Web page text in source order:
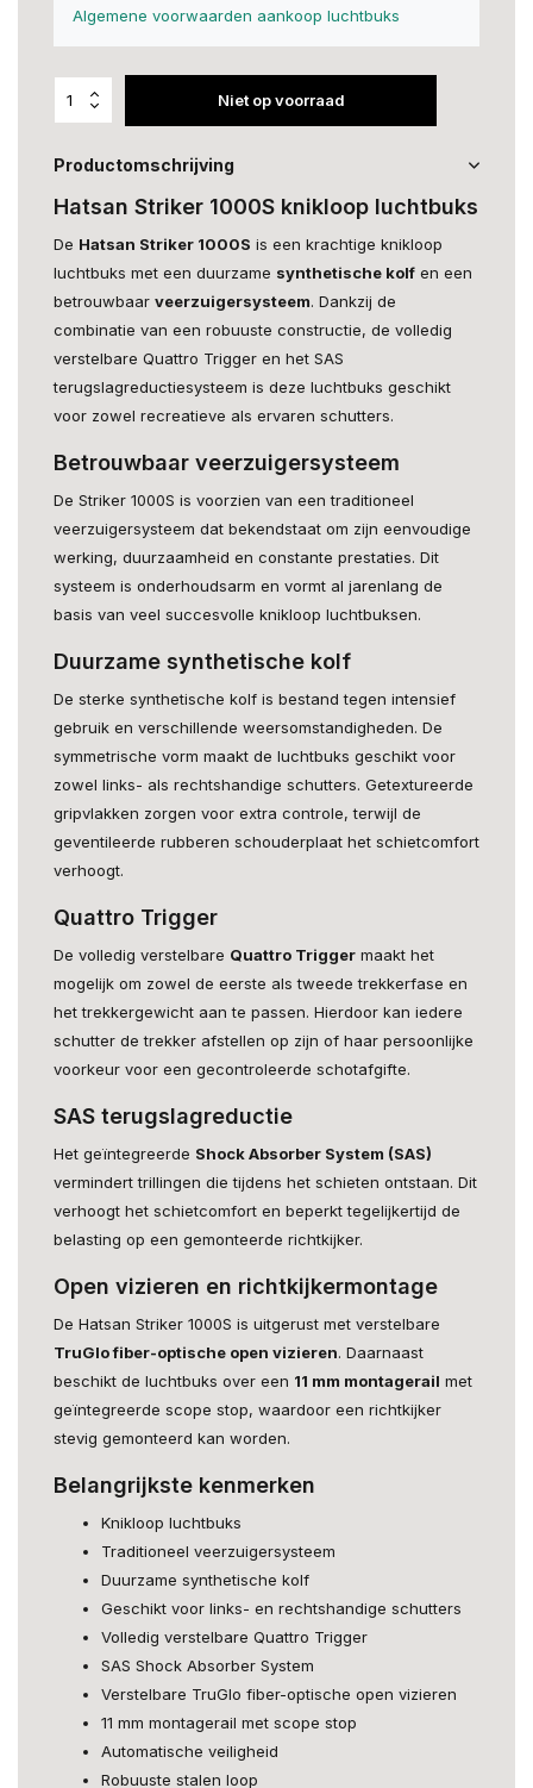
Algemene voorwaarden aankoop luchtbuks
Niet op voorraad
Productomschrijving
Hatsan Striker 1000S knikloop luchtbuks
De Hatsan Striker 1000S is een krachtige knikloop
luchtbuks met een duurzame synthetische kolf en een
betrouwbaar veerzuigersysteem. Dankzij de
combinatie van een robuuste constructie, de volledig
verstelbare Quattro Trigger en het SAS
terugslagreductiesysteem is deze luchtbuks geschikt
voor zowel recreatieve als ervaren schutters.
Betrouwbaar veerzuigersysteem
De Striker 1000S is voorzien van een traditioneel
veerzuigersysteem dat bekendstaat om zijn eenvoudige
werking, duurzaamheid en constante prestaties. Dit
systeem is onderhoudsarm en vormt al jarenlang de
basis van veel succesvolle knikloop luchtbuksen.
Duurzame synthetische kolf
De sterke synthetische kolf is bestand tegen intensief
gebruik en verschillende weersomstandigheden. De
symmetrische vorm maakt de luchtbuks geschikt voor
zowel links- als rechtshandige schutters. Getextureerde
gripvlakken zorgen voor extra controle, terwijl de
geventileerde rubberen schouderplaat het schietcomfort
verhoogt.
Quattro Trigger
De volledig verstelbare Quattro Trigger maakt het
mogelijk om zowel de eerste als tweede trekkerfase en
het trekkergewicht aan te passen. Hierdoor kan iedere
schutter de trekker afstellen op zijn of haar persoonlijke
voorkeur voor een gecontroleerde schotafgifte.
SAS terugslagreductie
Het geïntegreerde Shock Absorber System (SAS)
vermindert trillingen die tijdens het schieten ontstaan. Dit
verhoogt het schietcomfort en beperkt tegelijkertijd de
belasting op een gemonteerde richtkijker.
Open vizieren en richtkijkermontage
De Hatsan Striker 1000S is uitgerust met verstelbare
TruGlo fiber-optische open vizieren. Daarnaast
beschikt de luchtbuks over een 11 mm montagerail met
geïntegreerde scope stop, waardoor een richtkijker
stevig gemonteerd kan worden.
Belangrijkste kenmerken
Knikloop luchtbuks
Traditioneel veerzuigersysteem
Duurzame synthetische kolf
Geschikt voor links- en rechtshandige schutters
Volledig verstelbare Quattro Trigger
SAS Shock Absorber System
Verstelbare TruGlo fiber-optische open vizieren
11 mm montagerail met scope stop
Automatische veiligheid
Robuuste stalen loop